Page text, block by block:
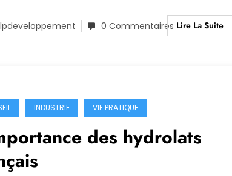
0 Commentaires Lire La Suite
INDUSTRIE VIE PRATIQUE
des hydrolats